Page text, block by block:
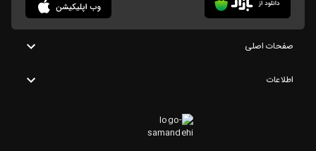
صفحات اصلی
اطلاعات